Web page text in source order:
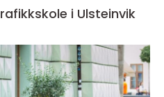
i Ulsteinvik